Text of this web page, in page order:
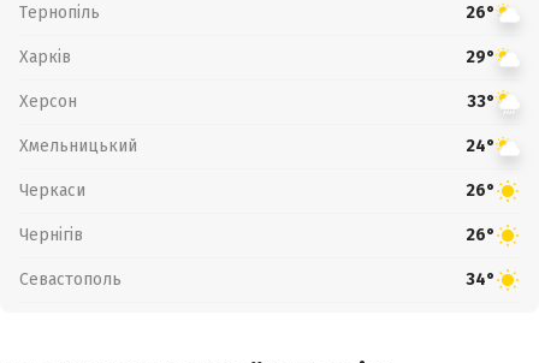
Тернопіль 26°
Харків 29°
Херсон 33°
Хмельницький 24°
Черкаси 26°
Чернігів 26°
Севастополь 34°